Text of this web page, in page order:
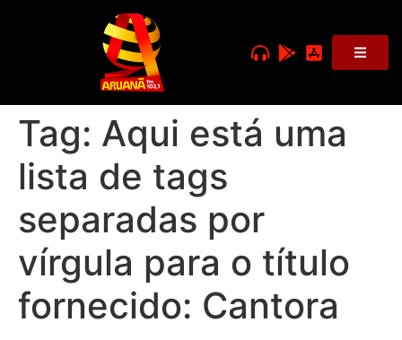
Tag: Aqui está uma
lista de tags
separadas por
vírgula para o título
fornecido: Cantora